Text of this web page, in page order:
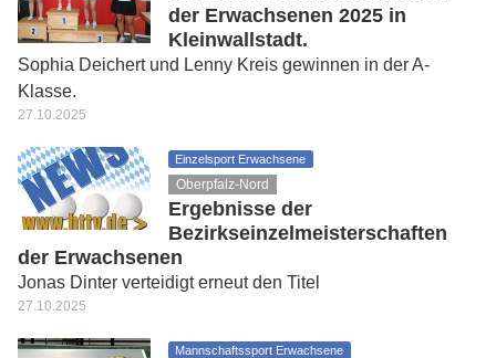
der Erwachsenen 2025 in
Kleinwallstadt.
Sophia Deichert und Lenny Kreis gewinnen in der A-
Klasse.
27.10.2025
Einzelsport Erwachsene
Oberpfalz-Nord
Ergebnisse der
Bezirkseinzelmeisterschaften
der Erwachsenen
Jonas Dinter verteidigt erneut den Titel
27.10.2025
Mannschaftssport Erwachsene